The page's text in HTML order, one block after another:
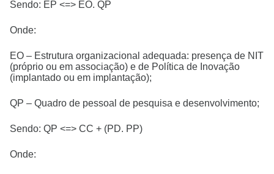
Sendo: EP <=> EO. QP
Onde:
EO – Estrutura organizacional adequada: presença de NIT
(próprio ou em associação) e de Política de Inovação
(implantado ou em implantação);
QP – Quadro de pessoal de pesquisa e desenvolvimento;
Sendo: QP <=> CC + (PD. PP)
Onde: